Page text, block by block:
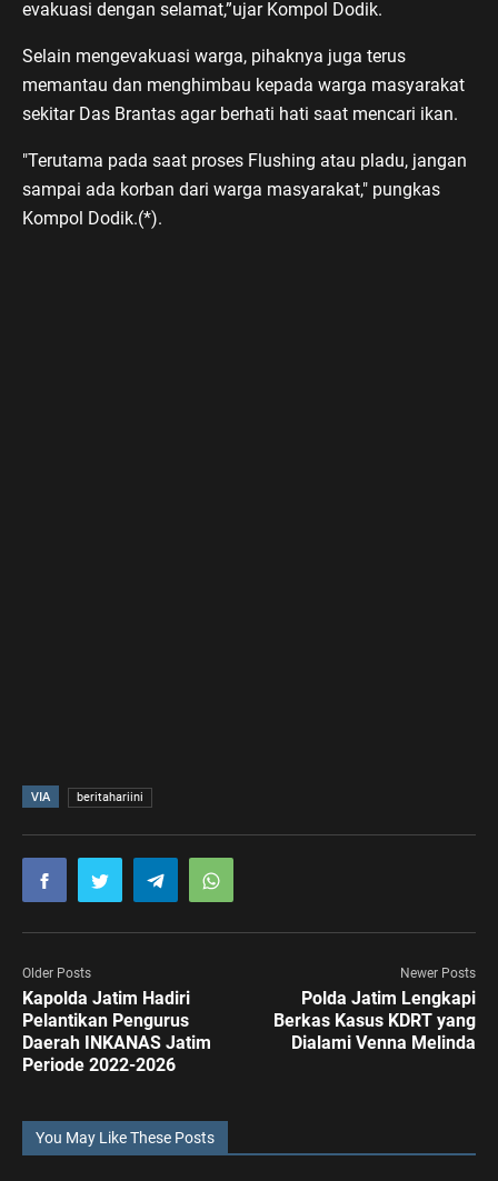
evakuasi dengan selamat,”ujar Kompol Dodik.
Selain mengevakuasi warga, pihaknya juga terus
memantau dan menghimbau kepada warga masyarakat
sekitar Das Brantas agar berhati hati saat mencari ikan.
"Terutama pada saat proses Flushing atau pladu, jangan
sampai ada korban dari warga masyarakat," pungkas
Kompol Dodik.(*).
VIA beritahariini
Older Posts
Kapolda Jatim Hadiri
Pelantikan Pengurus
Daerah INKANAS Jatim
Periode 2022-2026
Newer Posts
Polda Jatim Lengkapi
Berkas Kasus KDRT yang
Dialami Venna Melinda
You May Like These Posts